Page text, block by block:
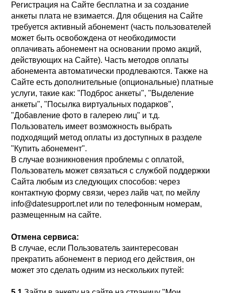
Регистрация на Сайте бесплатна и за создание
анкеты плата не взимается. Для общения на Сайте
требуется активный абонемент (часть пользователей
может быть освобождена от необходимости
оплачивать абонемент на основании промо акций,
действующих на Сайте). Часть методов оплаты
абонемента автоматически продлеваются. Также на
Сайте есть дополнительные (опциональные) платные
услуги, такие как: "Подброс анкеты", "Выделение
анкеты", "Посылка виртуальных подарков",
"Добавление фото в галерею лиц" и т.д.
Пользователь имеет возможность выбрать
подходящий метод оплаты из доступных в разделе
"Купить абонемент".
В случае возникновения проблемы с оплатой,
Пользователь может связаться с службой поддержки
Сайта любым из следующих способов: через
контактную форму связи, через лайв чат, по мейлу
info@datesupport.net или по телефонным номерам,
размещенным на сайте.
Отмена сервиса:
В случае, если Пользователь заинтересован
прекратить абонемент в период его действия, он
может это сделать одним из нескольких путей: